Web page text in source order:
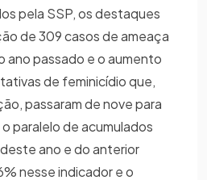
pela SSP, os destaques
de 309 casos de ameaça
ano passado e o aumento
de feminicídio que,
passaram de nove para
paralelo de acumulados
ano e do anterior
nesse indicador e o